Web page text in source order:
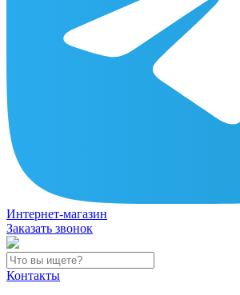
Интернет-магазин
Заказать звонок
Контакты